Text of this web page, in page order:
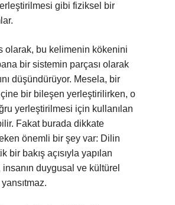
gibi fiziksel bir
olarak, bu kelimenin kökenini
bir sistemin parçası olarak
düşündürüyor. Mesela, bir
bir bileşen yerleştirilirken, o
yerleştirilmesi için kullanılan
Fakat burada dikkate
önemli bir şey var: Dilin
bir bakış açısıyla yapılan
insanın duygusal ve kültürel
yansıtmaz.